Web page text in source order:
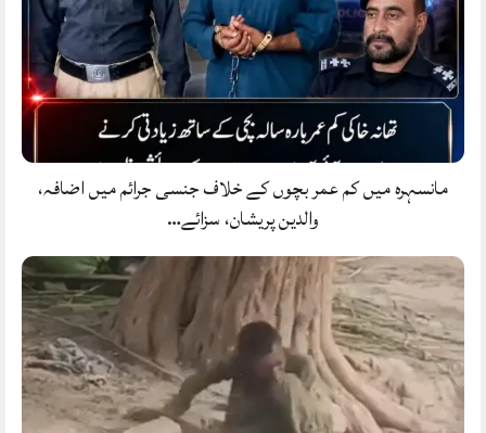
مانسہرہ میں کم عمر بچوں کے خلاف جنسی جرائم میں اضافہ،
والدین پریشان، سزائے…